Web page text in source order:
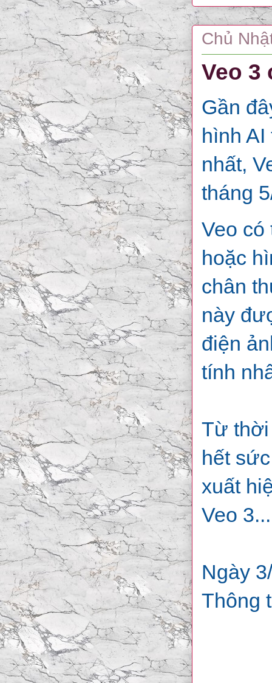
Chủ
Veo 3
Gần
hình
nhất,
tháng
Veo có
hoặc
chân
này
điện
tính
Từ thời
hết
xuất
Veo
Ngày
Thông